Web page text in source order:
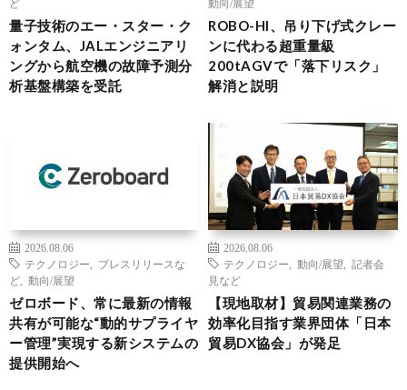
ど
量子技術のエー・スター・ク
ォンタム、JALエンジニアリ
ングから航空機の故障予測分
析基盤構築を受託
動向/展望
ROBO-HI、吊り下げ式クレー
ンに代わる超重量級
200tAGVで「落下リスク」
解消と説明
2026.08.06
テクノロジー
プレスリリースな
ど
動向/展望
ゼロボード、常に最新の情報
共有が可能な“動的サプライヤ
ー管理”実現する新システムの
提供開始へ
2026.08.06
テクノロジー
動向/展望
記者会
見など
【現地取材】貿易関連業務の
効率化目指す業界団体「日本
貿易DX協会」が発足